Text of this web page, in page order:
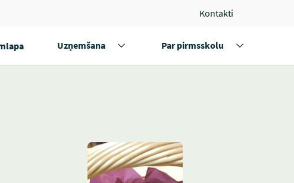
Kontakti
Uzņemšana Par pirmsskolu